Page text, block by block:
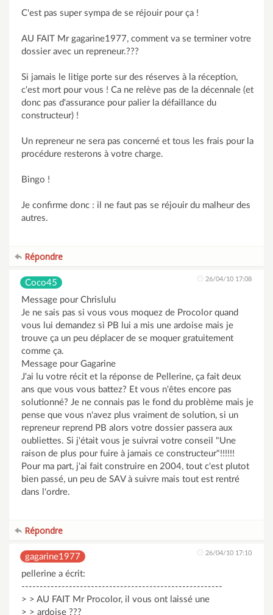
C'est pas super sympa de se réjouir pour ça !
AU FAIT Mr gagarine1977, comment va se terminer votre
dossier avec un repreneur.???
Si jamais le litige porte sur des réserves à la réception,
c'est mort pour vous ! Ca ne relève pas de la décennale (et
donc pas d'assurance pour palier la défaillance du
constructeur) !
Un repreneur ne sera pas concerné et tous les frais pour la
procédure resterons à votre charge.
Bingo !
Je confirme donc : il ne faut pas se réjouir du malheur des
autres.
Répondre
Coco45 26/04/10 17:08
Message pour Chrislulu
Je ne sais pas si vous vous moquez de Procolor quand
vous lui demandez si PB lui a mis une ardoise mais je
trouve ça un peu déplacer de se moquer gratuitement
comme ça.
Message pour Gagarine
J'ai lu votre récit et la réponse de Pellerine, ça fait deux
ans que vous vous battez? Et vous n'êtes encore pas
solutionné? Je ne connais pas le fond du problème mais je
pense que vous n'avez plus vraiment de solution, si un
repreneur reprend PB alors votre dossier passera aux
oubliettes. Si j'était vous je suivrai votre conseil "Une
raison de plus pour fuire à jamais ce constructeur"!!!!!!
Pour ma part, j'ai fait construire en 2004, tout c'est plutot
bien passé, un peu de SAV à suivre mais tout est rentré
dans l'ordre.
Répondre
gagarine1977 26/04/10 17:10
pellerine a écrit:
-------------------------------------------------------
> > AU FAIT Mr Procolor, il vous ont laissé une
> > ardoise ???